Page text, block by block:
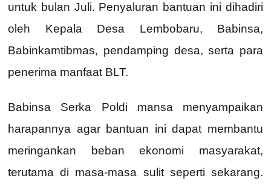
untuk bulan Juli. Penyaluran bantuan ini dihadiri
oleh Kepala Desa Lembobaru, Babinsa,
Babinkamtibmas, pendamping desa, serta para
penerima manfaat BLT.
Babinsa Serka Poldi mansa menyampaikan
harapannya agar bantuan ini dapat membantu
meringankan beban ekonomi masyarakat,
terutama di masa-masa sulit seperti sekarang.